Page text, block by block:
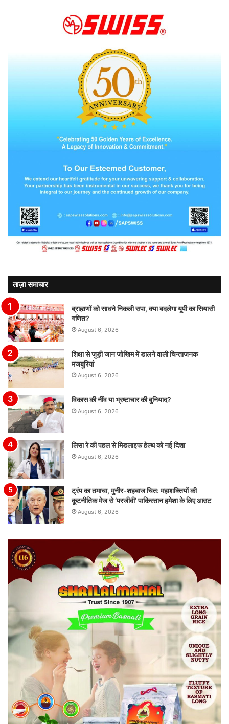
ताज़ा समाचार
ब्राह्मणों को साधने निकली सपा, क्या बदलेगा यूपी का सियासी
गणित?
August 6, 2026
शिक्षा से जुड़ी जान जोखिम में डालने वाली चिन्ताजनक
मजबूरियां
August 6, 2026
विकास की नींव या भ्रष्टाचार की बुनियाद?
August 6, 2026
लिसा रे की पहल से मिडलाइफ हेल्थ को नई दिशा
August 6, 2026
ट्रंप का तमाचा, मुनीर-शहबाज चित: महाशक्तियों की
कूटनीतिक मेज से ‘परजीवी’ पाकिस्तान हमेशा के लिए आउट
August 6, 2026